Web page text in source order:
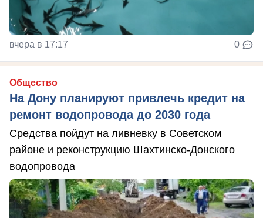
вчера в 17:17 0
Общество
На Дону планируют привлечь кредит на
ремонт водопровода до 2030 года
Средства пойдут на ливневку в Советском
районе и реконструкцию Шахтинско-Донского
водопровода